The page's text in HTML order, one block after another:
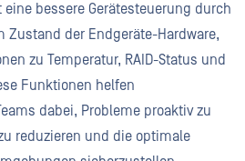
eine bessere Gerätesteuerung durch
Zustand der Endgeräte-Hardware,
zu Temperatur, RAID-Status und
Funktionen helfen
dabei, Probleme proaktiv zu
reduzieren und die optimale